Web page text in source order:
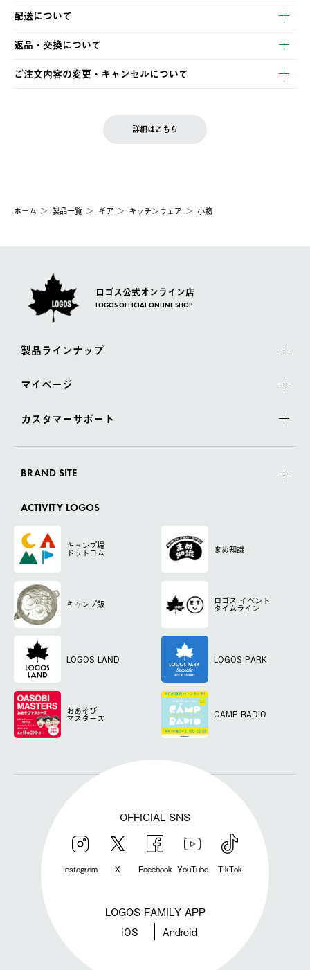
以下のいずれかの方法でお支払いいただけます。
・クレジットカード決済
・コンビニ決済
・Pay-easy決済
配送について
【発送スケジュール】
ご注文・ご入金完了より2営業日以内に商品を発送いたします。
土日祝の発送はございませんので、木曜日以降のご注文は週明け
の発送となる場合がございます。
【配送業者】
佐川急便にて配送されます。
返品・交換について
※お客様都合の場合
お客様都合の返品にかかる送料は、お客様ご負担とさせていただ
む）は受け付けておりません。
一度お手元の商品を返品いただき、ご希望商品を再注文してくだ
ご注文内容の変更・キャンセルについて
LOGOS FAMILY会員の方は、会員マイページ内 購入履歴画面に
詳細はこちら
ホーム 製品一覧 ギア キッチンウェア 小物
ロゴス公式オンライン店
LOGOS OFFICIAL ONLINE SHOP
製品ラインナップ
マイページ
カスタマーサポート
BRAND SITE
ACTIVITY LOGOS
キャンプ場
ドットコム まめ知識
キャンプ飯 ロゴス イベント
タイムライン
LOGOS LAND LOGOS PARK
おあそび
マスターズ CAMP RADIO
OFFICIAL SNS
Instagram X Facebook YouTube TikTok
LOGOS FAMILY APP
iOS Android